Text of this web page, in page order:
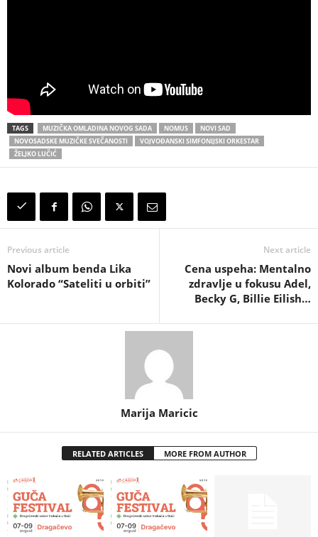
TAGS MUZIČKA OMLADINA NOVOG SADA NOMUS
NOVI SAD
NOVOSADSKE MUZIČKE SVEČANOSTI
VOJVOĐANSKI SIMFONIJSKI ORKESTAR
ŽELJKO LUČIĆ
Previous article
Novi album benda Lika
Kolorado “Sateliti u orbiti”
Next article
Cena uspeha: Mentalno
zdravlje u fokusu Adel,
Becky G, Billie Eilish…
Marija Maricic
RELATED ARTICLES MORE FROM AUTHOR